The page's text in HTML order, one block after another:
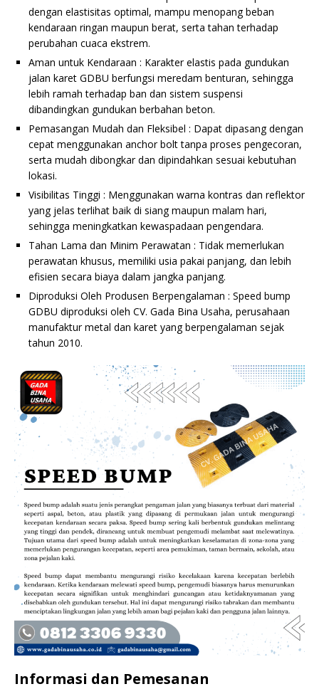
dengan elastisitas optimal, mampu menopang beban
kendaraan ringan maupun berat, serta tahan terhadap
perubahan cuaca ekstrem.
Aman untuk Kendaraan : Karakter elastis pada gundukan
jalan karet GDBU berfungsi meredam benturan, sehingga
lebih ramah terhadap ban dan sistem suspensi
dibandingkan gundukan berbahan beton.
Pemasangan Mudah dan Fleksibel : Dapat dipasang dengan
cepat menggunakan anchor bolt tanpa proses pengecoran,
serta mudah dibongkar dan dipindahkan sesuai kebutuhan
lokasi.
Visibilitas Tinggi : Menggunakan warna kontras dan reflektor
yang jelas terlihat baik di siang maupun malam hari,
sehingga meningkatkan kewaspadaan pengendara.
Tahan Lama dan Minim Perawatan : Tidak memerlukan
perawatan khusus, memiliki usia pakai panjang, dan lebih
efisien secara biaya dalam jangka panjang.
Diproduksi Oleh Produsen Berpengalaman : Speed bump
GDBU diproduksi oleh CV. Gada Bina Usaha, perusahaan
manufaktur metal dan karet yang berpengalaman sejak
tahun 2010.
Informasi dan Pemesanan